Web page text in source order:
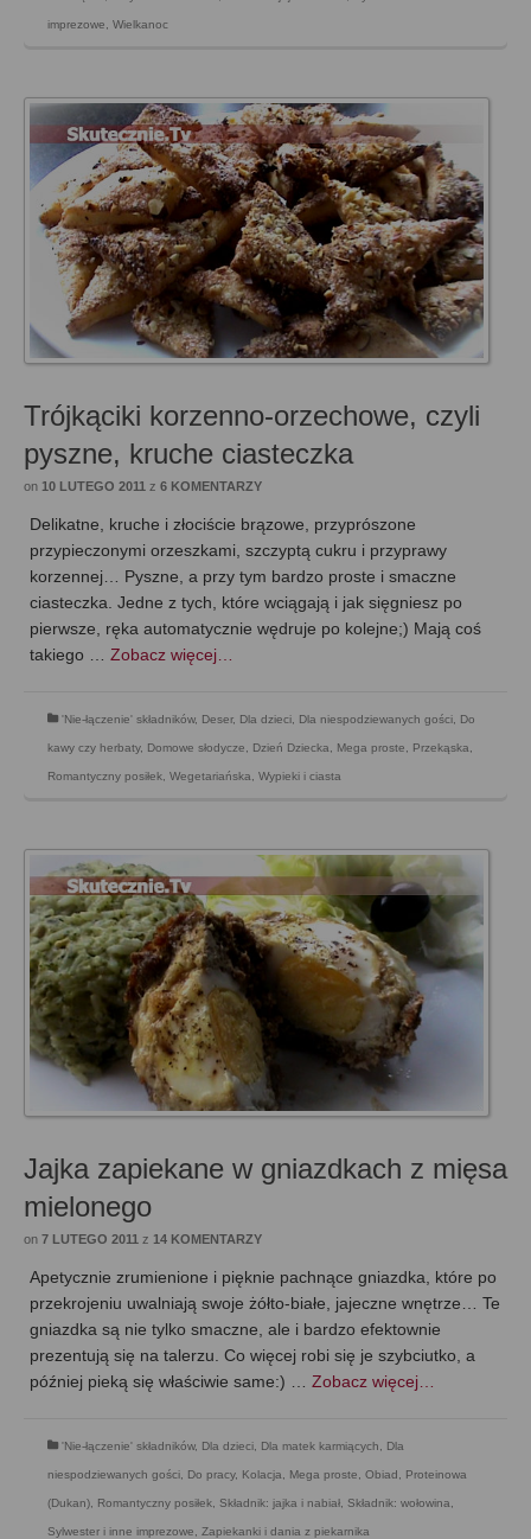
imprezowe Wielkanoc
Trójkąciki korzenno-orzechowe, czyli
pyszne, kruche ciasteczka
on 10 LUTEGO 2011 z 6 KOMENTARZY
Delikatne, kruche i złociście brązowe, przyprószone
przypieczonymi orzeszkami, szczyptą cukru i przyprawy
korzennej… Pyszne, a przy tym bardzo proste i smaczne
ciasteczka. Jedne z tych, które wciągają i jak sięgniesz po
pierwsze, ręka automatycznie wędruje po kolejne;) Mają coś
takiego … Zobacz więcej…
'Nie-łączenie' składników, Deser, Dla dzieci Dla niespodziewanych gości Do
kawy czy herbaty, Domowe słodycze Dzień Dziecka Mega proste Przekąska
Romantyczny posiłek Wegetariańska Wypieki i ciasta
Jajka zapiekane w gniazdkach z mięsa
mielonego
on 7 LUTEGO 2011 z 14 KOMENTARZY
Apetycznie zrumienione i pięknie pachnące gniazdka, które po
przekrojeniu uwalniają swoje żółto-białe, jajeczne wnętrze… Te
gniazdka są nie tylko smaczne, ale i bardzo efektownie
prezentują się na talerzu. Co więcej robi się je szybciutko, a
później pieką się właściwie same:) … Zobacz więcej…
'Nie-łączenie' składników, Dla dzieci Dla matek karmiących Dla
niespodziewanych gości Do pracy, Kolacja Mega proste Obiad Proteinowa
(Dukan) Romantyczny posiłek Składnik: jajka i nabiał Składnik: wołowina
Sylwester i inne imprezowe Zapiekanki i dania z piekarnika